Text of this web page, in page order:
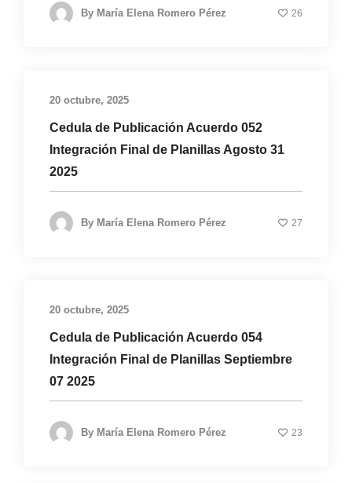
By María Elena Romero Pérez 26
20 octubre, 2025
Cedula de Publicación Acuerdo 052
Integración Final de Planillas Agosto 31
2025
By María Elena Romero Pérez 27
20 octubre, 2025
Cedula de Publicación Acuerdo 054
Integración Final de Planillas Septiembre
07 2025
By María Elena Romero Pérez 23